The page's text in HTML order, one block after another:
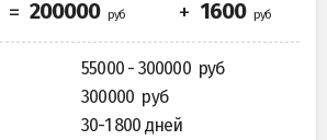
55000 - 300000
300000
30-1 800 дней